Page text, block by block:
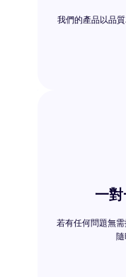
我們的產品以品
一
若有任何問題無
隨